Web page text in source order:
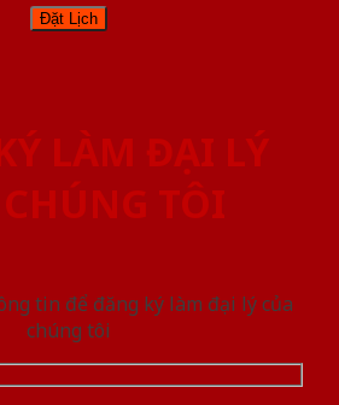
LÀM ĐẠI LÝ
TÔI
tin để đăng ký làm đại lý của
chúng tôi